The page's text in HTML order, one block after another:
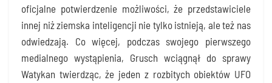
ofi­cjal­ne potwier­dze­nie moż­li­wo­ści, że przed­sta­wi­cie­le
innej niż ziem­ska inte­li­gen­cji nie tyl­ko ist­nie­ją, ale też nas
odwie­dza­ją. Co wię­cej, pod­czas swo­je­go pierw­sze­go
medial­ne­go wystą­pie­nia, Grusch wcią­gnął do spra­wy
Waty­kan twier­dząc, że jeden z roz­bi­tych obiek­tów UFO